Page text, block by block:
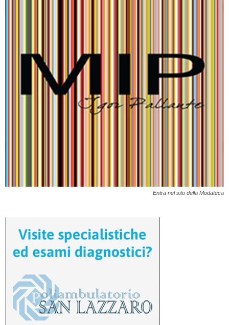
Entra nel sito della Modateca